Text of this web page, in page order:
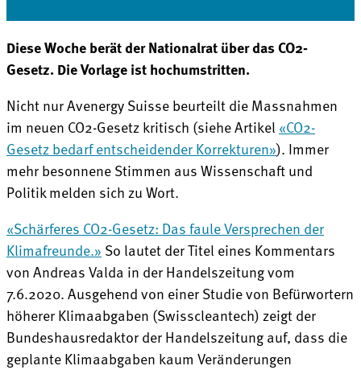
Diese Woche berät der Nationalrat über das CO2-
Gesetz. Die Vorlage ist hochumstritten.
Nicht nur Avenergy Suisse beurteilt die Massnahmen
im neuen CO2-Gesetz kritisch (siehe Artikel «CO2-
Gesetz bedarf entscheidender Korrekturen»). Immer
mehr besonnene Stimmen aus Wissenschaft und
Politik melden sich zu Wort.
«Schärferes CO2-Gesetz: Das faule Versprechen der
Klimafreunde.» So lautet der Titel eines Kommentars
von Andreas Valda in der Handelszeitung vom
7.6.2020. Ausgehend von einer Studie von Befürwortern
höherer Klimaabgaben (Swisscleantech) zeigt der
Bundeshausredaktor der Handelszeitung auf, dass die
geplante Klimaabgaben kaum Veränderungen